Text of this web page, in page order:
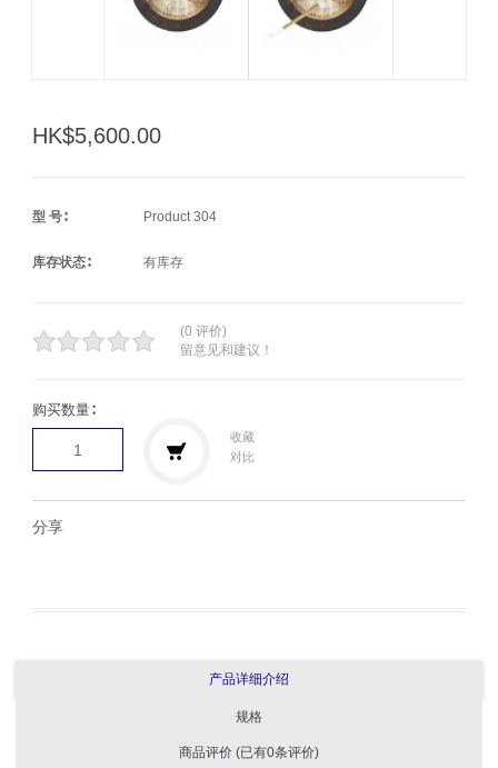
HK$5,600.00
型 号∶ Product 304
库存状态∶ 有库存
(0 评价)
留意见和建议！
购买数量∶
收藏
对比
分享
产品详细介绍
规格
商品评价 (已有0条评价)